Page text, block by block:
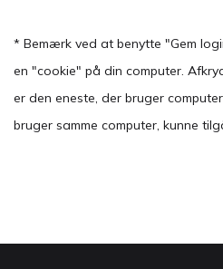
* Bemærk ved at benytte "Gem
en "cookie" på din computer.
er den eneste, der bruger
bruger samme computer, kunne